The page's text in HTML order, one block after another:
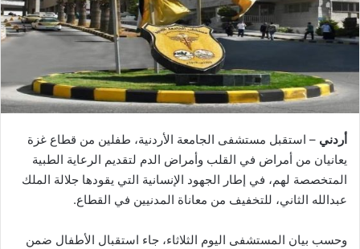
أردني – استقبل مستشفى الجامعة الأردنية، طفلين من قطاع غزة
يعانيان من أمراض في القلب وأمراض الدم لتقديم الرعاية الطبية
المتخصصة لهم، في إطار الجهود الإنسانية التي يقودها جلالة الملك
عبدالله الثاني، للتخفيف من معاناة المدنيين في القطاع.
وحسب بيان المستشفى اليوم الثلاثاء، جاء استقبال الأطفال ضمن